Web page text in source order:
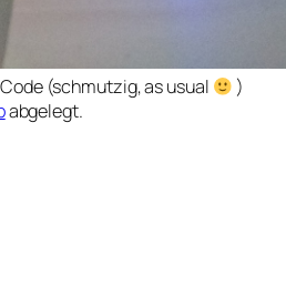
(schmutzig, as usual
)
abgelegt.